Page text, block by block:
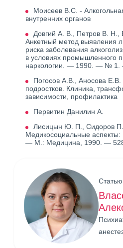
Моисеев В.С. -
внутренних органов
Довгий А. В., Петров В. Н.,
Анкетный метод выявления
риска заболевания
в условиях промышленного
наркологии. — 1990. — № 1.
Погосов А.В., Аносова Е.В.
подростков. Клиника,
зависимости, профилактика
Первитин Данилин А.
Лисицын Ю. П., Сидоров П.
Медикосоциальные аспекты:
— М.: Медицина, 1990. —